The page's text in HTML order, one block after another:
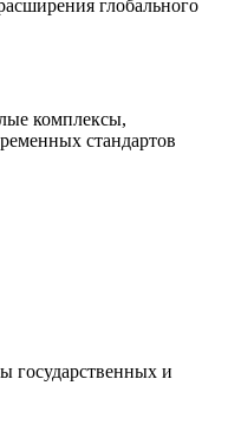
глобального
комплексы,
стандартов
государственных и